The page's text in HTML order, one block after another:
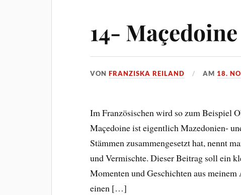
14- Maçedoine
VONFRANZISKA REILAND AM 18.
Im Französischen wird so zum Beispiel
Maçedoine ist eigentlich Mazedonien-
Stämmen zusammengesetzt hat, nennt
und Vermischte. Dieser Beitrag soll ein
Momenten und Geschichten aus
einen […]